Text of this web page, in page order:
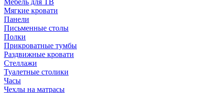
Мягкие кровати
Панели
Письменные столы
Полки
Прикроватные тумбы
Раздвижные кровати
Стеллажи
Туалетные столики
Часы
Чехлы на матрасы